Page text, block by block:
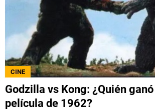
CINE
Godzilla vs Kong: ¿Quién
película de 1962?